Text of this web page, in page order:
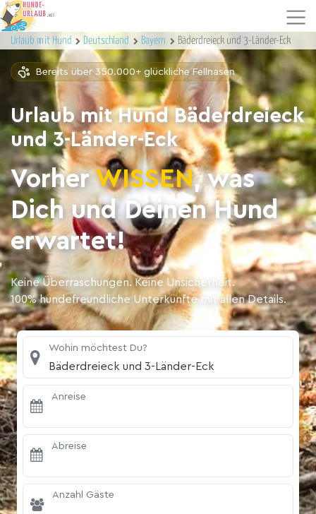
Urlaub mit Hund Deutschland Bayern Bäderdreieck und 3-Länder-Eck
Bereits über 350.000+ glückliche Fellnasen
Urlaub mit Hund Bäderdreieck
und 3-Länder-Eck
VorherWISSEN, was
Dich und Deinen Hund
erwartet!
Keine Überraschungen. Keine Unsicherheit.
100% hundefreundliche Unterkünfte mit allen Details.
Wohin möchtest Du?
Bäderdreieck und 3-Länder-Eck
Anreise
Abreise
Anzahl Gäste